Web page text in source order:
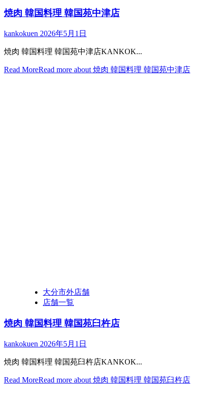
焼肉 韓国料理 韓国苑中津店
kankokuen 2026年5月1日
焼肉 韓国料理 韓国苑中津店KANKOK...
Read MoreRead more about 焼肉 韓国料理 韓国苑中津店
大分市外店舗
店舗一覧
焼肉 韓国料理 韓国苑臼杵店
kankokuen 2026年5月1日
焼肉 韓国料理 韓国苑臼杵店KANKOK...
Read MoreRead more about 焼肉 韓国料理 韓国苑臼杵店